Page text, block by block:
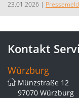
23.01.2026 |
Kontakt
Würzburg
Münzstraße 12
97070 Würzburg